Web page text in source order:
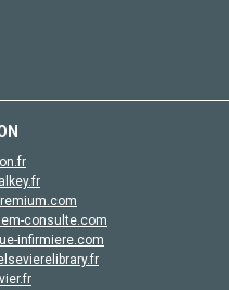
consulte.com
infirmiere.com